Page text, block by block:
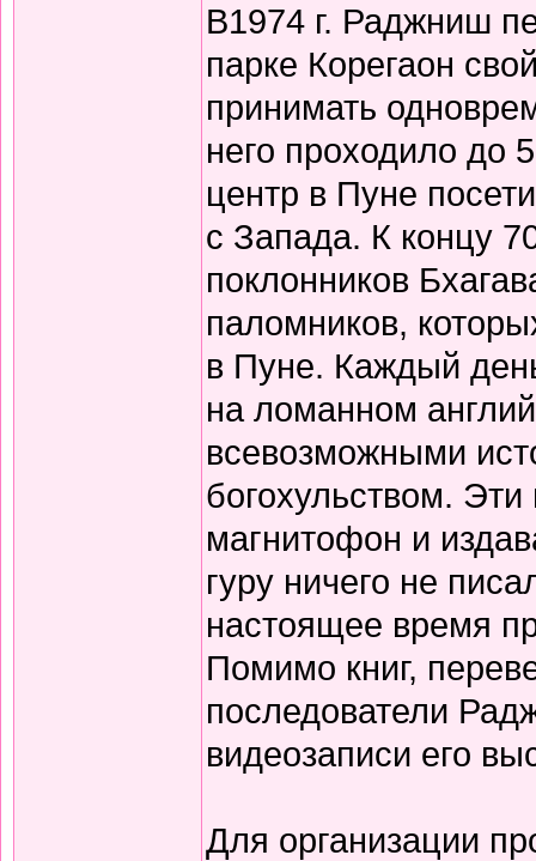
В1974 г. Раджниш
парке Корегаон
принимать
него проходило до
центр в Пуне
с Запада. К концу
поклонников
паломников,
в Пуне. Каждый
на ломанном
всевозможными
богохульством.
магнитофон и
гуру ничего не
настоящее время
Помимо книг,
последователи
видеозаписи его
Для организации